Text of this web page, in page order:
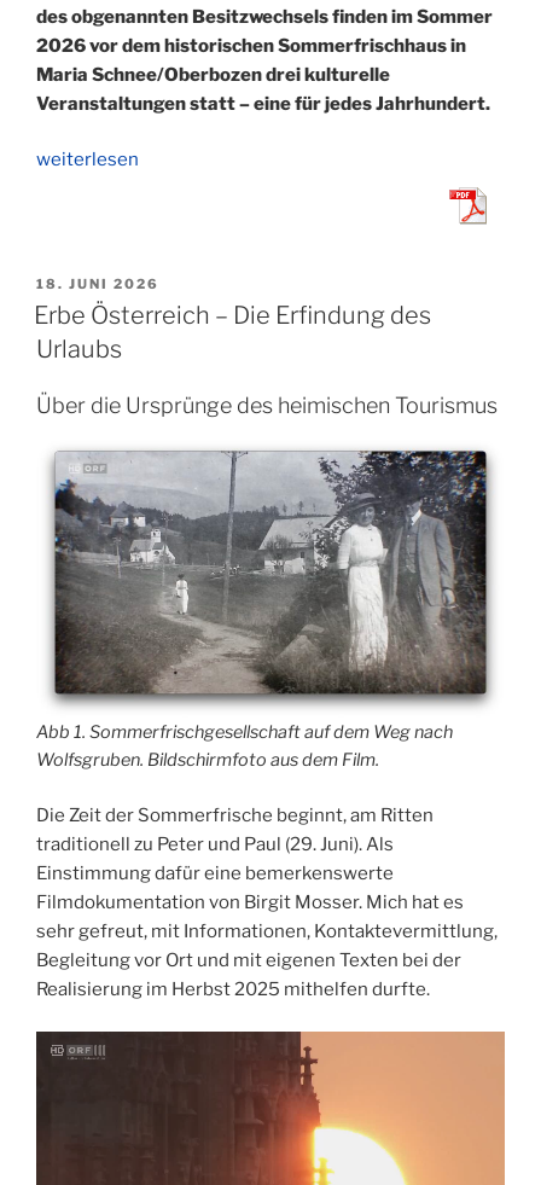
des obgenannten Besitzwechsels finden im Sommer
2026 vor dem historischen Sommerfrischhaus in
Maria Schnee/Oberbozen drei kulturelle
Veranstaltungen statt – eine für jedes Jahrhundert.
„Die
300
Jahre
ein
Grund
zu
feiern!“
weiterlesen
VERÖFFENTLICHT
AM
18. JUNI 2026
Erbe Österreich – Die Erfindung des
Urlaubs
Über die Ursprünge des heimischen Tourismus
Abb 1. Sommerfrischgesellschaft auf dem Weg nach
Wolfsgruben. Bildschirmfoto aus dem Film.
Die Zeit der Sommerfrische beginnt, am Ritten
traditionell zu Peter und Paul (29. Juni). Als
Einstimmung dafür eine bemerkenswerte
Filmdokumentation von Birgit Mosser. Mich hat es
sehr gefreut, mit Informationen, Kontaktevermittlung,
Begleitung vor Ort und mit eigenen Texten bei der
Realisierung im Herbst 2025 mithelfen durfte.